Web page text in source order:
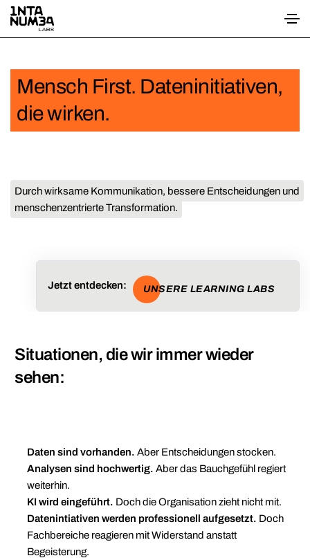
Mensch First. Dateninitiativen,
die wirken.
Durch wirksame Kommunikation, bessere Entscheidungen und
menschenzentrierte Transformation.
Jetzt entdecken: UNSERE LEARNING LABS
Situationen, die wir immer wieder
sehen:
Daten sind vorhanden. Aber Entscheidungen stocken.
Analysen sind hochwertig. Aber das Bauchgefühl regiert
weiterhin.
KI wird eingeführt. Doch die Organisation zieht nicht mit.
Datenintiativen werden professionell aufgesetzt. Doch
Fachbereiche reagieren mit Widerstand anstatt
Begeisterung.